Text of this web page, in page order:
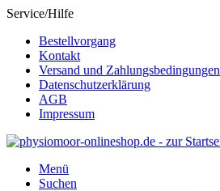
Service/Hilfe
Bestellvorgang
Kontakt
Versand und Zahlungsbedingungen
Datenschutzerklärung
AGB
Impressum
Menü
Suchen